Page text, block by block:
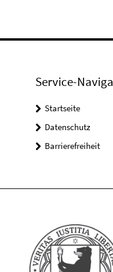
Service-
Startseite
Datenschutz
Barrierefreiheit